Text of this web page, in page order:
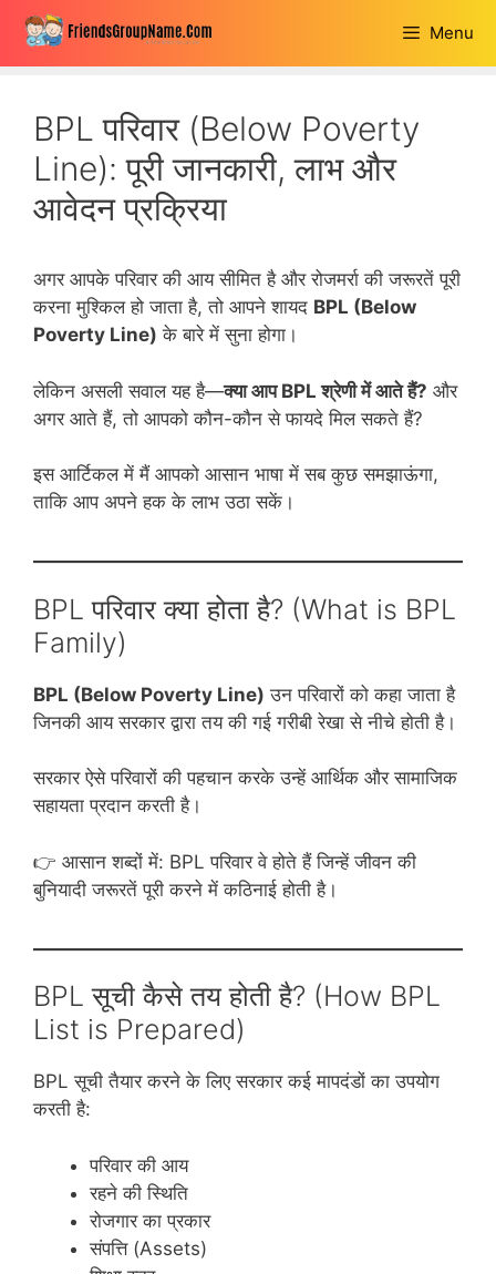
Skip
content
Menu
BPL परिवार (Below Poverty
Line): पूरी जानकारी, लाभ और
आवेदन प्रक्रिया
अगर आपके परिवार की आय सीमित है और रोजमर्रा की जरूरतें पूरी
करना मुश्किल हो जाता है, तो आपने शायद BPL (Below
Poverty Line) के बारे में सुना होगा।
लेकिन असली सवाल यह है—क्या आप BPL श्रेणी में आते हैं? और
अगर आते हैं, तो आपको कौन-कौन से फायदे मिल सकते हैं?
इस आर्टिकल में मैं आपको आसान भाषा में सब कुछ समझाऊंगा,
ताकि आप अपने हक के लाभ उठा सकें।
BPL परिवार क्या होता है? (What is BPL
Family)
BPL (Below Poverty Line) उन परिवारों को कहा जाता है
जिनकी आय सरकार द्वारा तय की गई गरीबी रेखा से नीचे होती है।
सरकार ऐसे परिवारों की पहचान करके उन्हें आर्थिक और सामाजिक
सहायता प्रदान करती है।
👉 आसान शब्दों में: BPL परिवार वे होते हैं जिन्हें जीवन की
बुनियादी जरूरतें पूरी करने में कठिनाई होती है।
BPL सूची कैसे तय होती है? (How BPL
List is Prepared)
BPL सूची तैयार करने के लिए सरकार कई मापदंडों का उपयोग
करती है:
परिवार की आय
रहने की स्थिति
रोजगार का प्रकार
संपत्ति (Assets)